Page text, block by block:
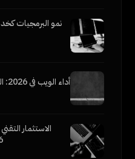
أداء الويب في 2026: السرعة بوصفها ميزة تنافسية
الاستثمار